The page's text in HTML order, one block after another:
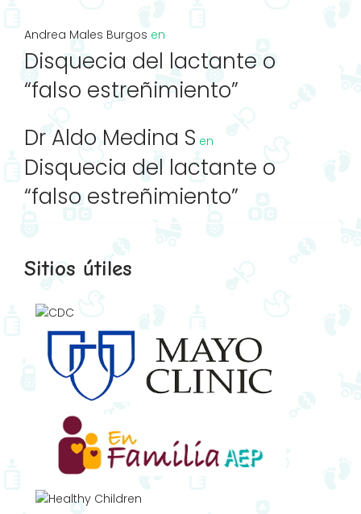
Andrea Males Burgos en
Disquecia del lactante o
“falso estreñimiento”
Dr Aldo Medina S en
Disquecia del lactante o
“falso estreñimiento”
Sitios útiles